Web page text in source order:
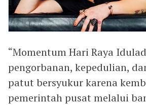
“Momentum Hari Raya
pengorbanan, kepedulian,
patut bersyukur karena
pemerintah pusat melalui